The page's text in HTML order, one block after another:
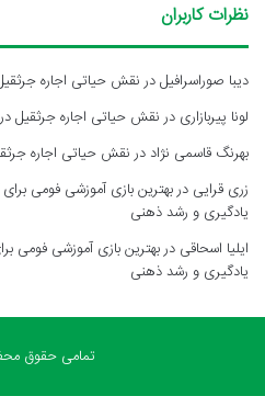
نظرات کاربران
دیبا صوراسرافیلدرنقش حیاتی اجاره
لونا پیربازاری درنقش حیاتی اجاره جرثقیل
بهرنگ قاسمی نژاد درنقش حیاتی اجاره
زری قرایی دربهترین بازی آموزشی فومی
یادگیری و رشد ذهنی
ایلیا اسحاقی دربهترین بازی آموزشی فومی
یادگیری و رشد ذهنی
تمامی حقوق